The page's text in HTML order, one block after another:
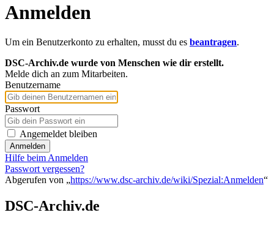
Anmelden
Um ein Benutzerkonto zu erhalten, musst du es beantragen.
DSC-Archiv.de wurde von Menschen wie dir erstellt.
Melde dich an zum Mitarbeiten.
Benutzername
Passwort
Angemeldet bleiben
Anmelden
Hilfe beim Anmelden
Passwort vergessen?
Abgerufen von „https://www.dsc-archiv.de/wiki/Spezial:Anmelden“
DSC-Archiv.de